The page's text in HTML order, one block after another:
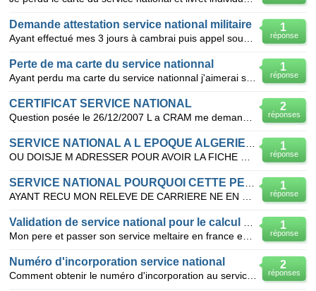
1
réponse
Demande attestation service national militaire
1
réponse
Perte de ma carte du service nationnal
2
réponses
CERTIFICAT SERVICE NATIONAL
1
réponse
1
réponse
1
réponse
2
réponses
Numéro d'incorporation service national